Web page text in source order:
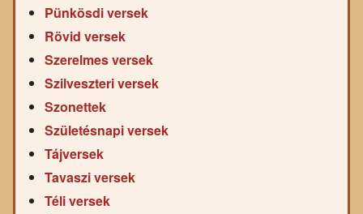
Pünkösdi versek
Rövid versek
Szerelmes versek
Szilveszteri versek
Szonettek
Születésnapi versek
Tájversek
Tavaszi versek
Téli versek